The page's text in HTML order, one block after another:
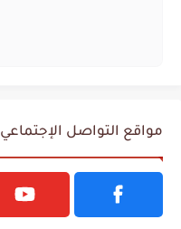
مواقع التواصل الإجتماعي